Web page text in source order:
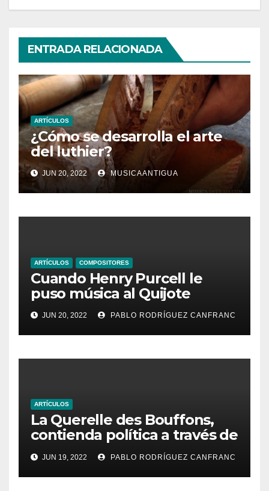
ENTRADA RELACIONADA
ARTÍCULOS
¿Cómo se desarrolla el arte
del luthier?
JUN 20, 2022 MUSICAANTIGUA
ARTÍCULOS COMPOSITORES
Cuando Henry Purcell le
puso música al Quijote
JUN 20, 2022 PABLO RODRÍGUEZ CANFRANC
ARTÍCULOS
La Querelle des Bouffons,
contienda política a través de
la ópera
JUN 19, 2022 PABLO RODRÍGUEZ CANFRANC